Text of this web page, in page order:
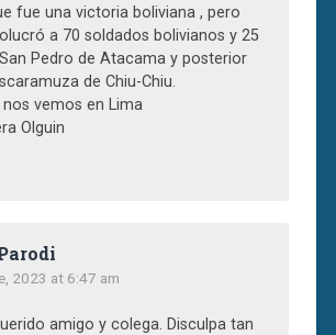
fue una victoria boliviana , pero
a 70 soldados bolivianos y 25
Pedro de Atacama y posterior
de Chiu-Chiu.
vemos en Lima
Olguin
2023 at 6:47 am
amigo y colega. Disculpa tan